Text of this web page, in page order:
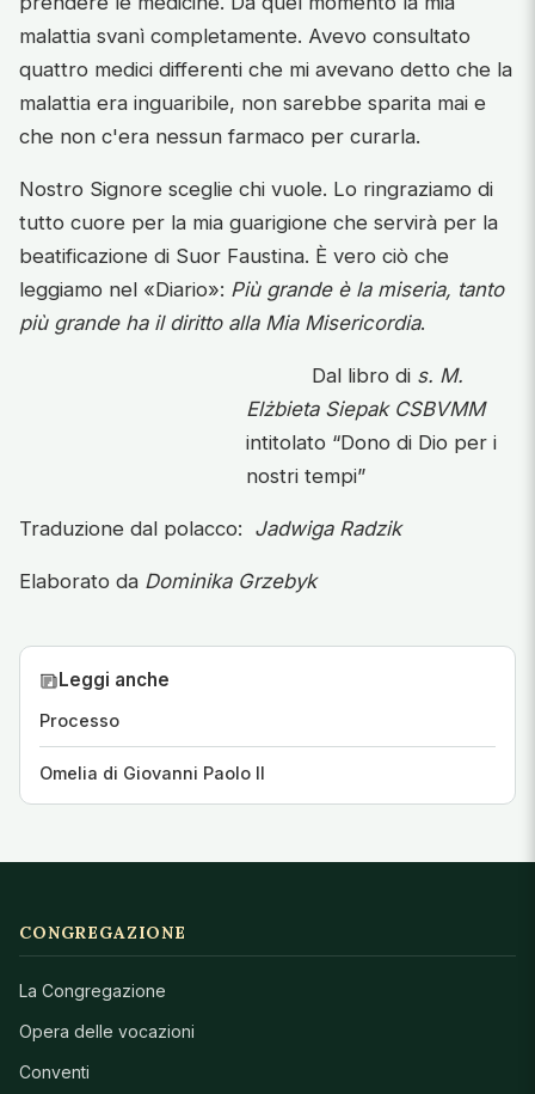
malattia svanì completamente. Avevo consultato
quattro medici differenti che mi avevano detto che la
malattia era inguaribile, non sarebbe sparita mai e
che non c'era nessun farmaco per curarla.
Nostro Signore sceglie chi vuole. Lo ringraziamo di
tutto cuore per la mia guarigione che servirà per la
beatificazione di Suor Faustina. È vero ciò che
leggiamo nel «Diario»: Più grande è la miseria, tanto
più grande ha il diritto alla Mia Misericordia.
Dal libro di s. M.
Elżbieta Siepak CSBVMM
intitolato “Dono di Dio per i
nostri tempi”
Traduzione dal polacco: Jadwiga Radzik
Elaborato da Dominika Grzebyk
Leggi anche
Processo
Omelia di Giovanni Paolo II
CONGREGAZIONE
La Congregazione
Opera delle vocazioni
Conventi